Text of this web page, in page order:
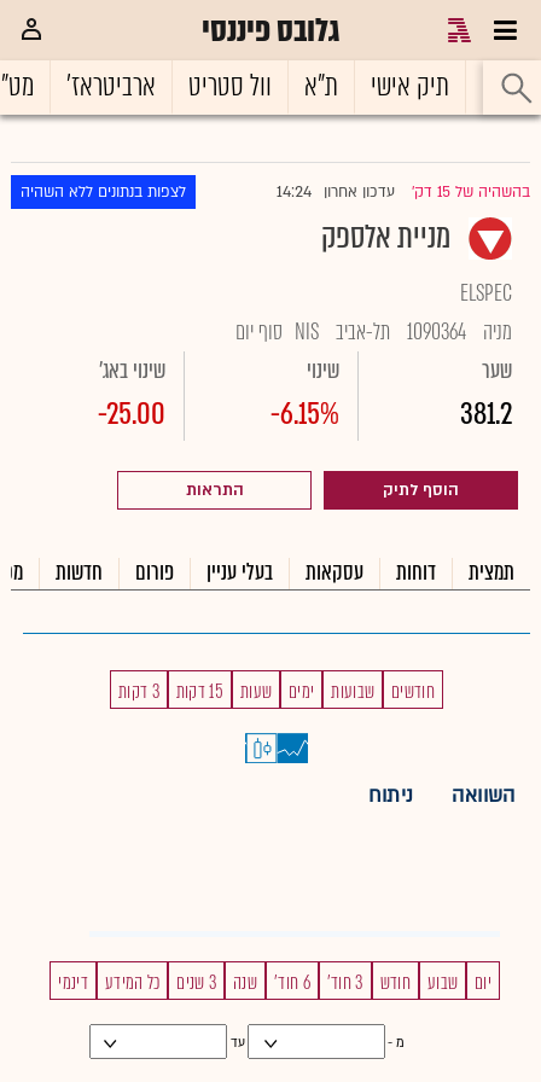
גלובס פיננסי
ראשי תיק אישי ת"א וול סטריט ארביטראז'
בהשהיה של 15 דק' עדכון אחרון 14:24 לצפות בנתונים ללא השהיה
מניית אלספק
ELSPEC
מניה 1090364 תל-אביב NIS סוף יום
שער
381.2
שינוי
-6.15%
שינוי באג'
-25.00
הוסף לתיק התראות
תמצית דוחות עסקאות בעלי עניין פורום חדשות
חודשים שבועות ימים שעות 15 דקות 3 דקות
השוואה ניתוח
יום שבוע חודש 3 חוד' 6 חוד' שנה 3 שנים כל המידע דינמי
מ - עד